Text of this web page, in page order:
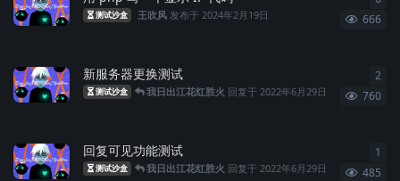
测试沙盒 王吹风 发布于 2024年2月19日 666
新服务器更换测试
测试沙盒 我日出江花红胜火 回复于 2022年6月29日 760
2
回复可见功能测试
测试沙盒 我日出江花红胜火 回复于 2022年6月29日 485
1